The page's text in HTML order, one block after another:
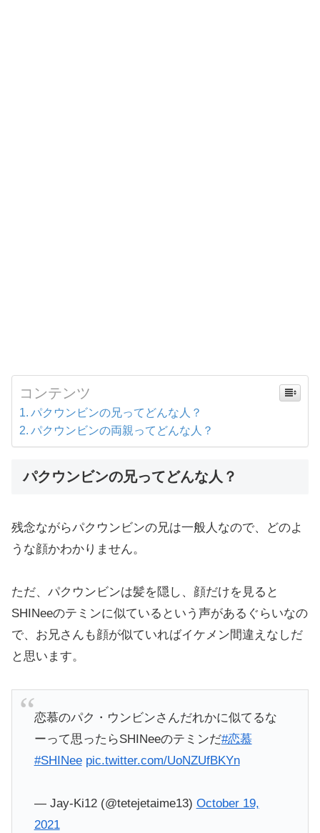
コンテンツ
パクウンビンの兄ってどんな人？
パクウンビンの両親ってどんな人？
パクウンビンの兄ってどんな人？
残念ながらパクウンビンの兄は一般人なので、どのよ
うな顔かわかりません。
ただ、パクウンビンは髪を隠し、顔だけを見ると
SHINeeのテミンに似ているという声があるぐらいなの
で、お兄さんも顔が似ていればイケメン間違えなしだ
と思います。
恋慕のパク・ウンビンさんだれかに似てるな
ーって思ったらSHINeeのテミンだ#恋慕
#SHINee pic.twitter.com/UoNZUfBKYn
— Jay-Ki12 (@tetejetaime13) October 19,
2021